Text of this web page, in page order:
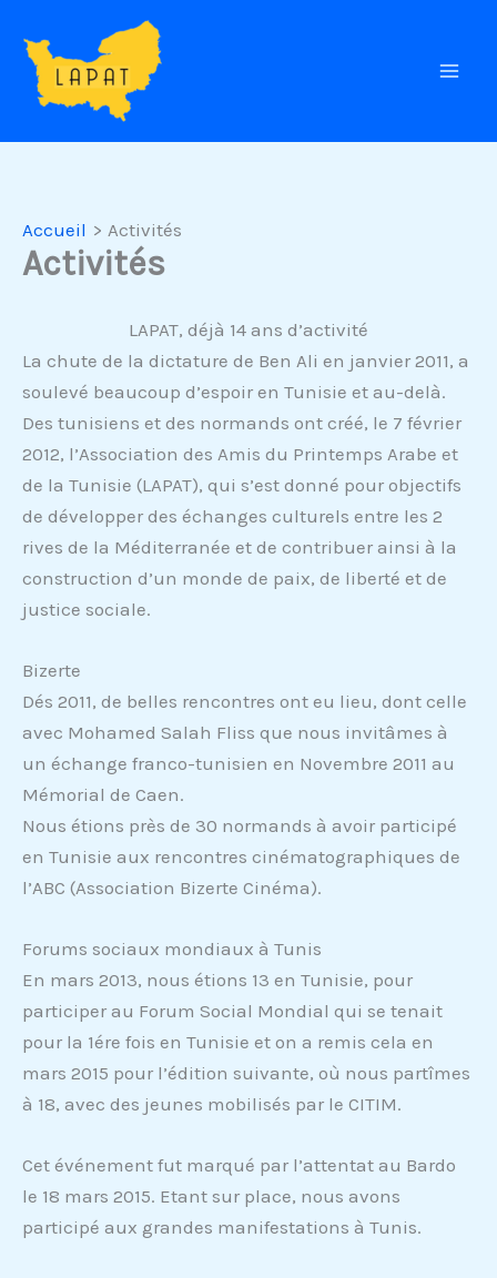
contenu
Accueil Activités
Activités
LAPAT, déjà 14 ans d’activité
La chute de la dictature de Ben Ali en janvier 2011, a
soulevé beaucoup d’espoir en Tunisie et au-delà.
Des tunisiens et des normands ont créé, le 7 février
2012, l’Association des Amis du Printemps Arabe et
de la Tunisie (LAPAT), qui s’est donné pour objectifs
de développer des échanges culturels entre les 2
rives de la Méditerranée et de contribuer ainsi à la
construction d’un monde de paix, de liberté et de
justice sociale.
Bizerte
Dés 2011, de belles rencontres ont eu lieu, dont celle
avec Mohamed Salah Fliss que nous invitâmes à
un échange franco-tunisien en Novembre 2011 au
Mémorial de Caen.
Nous étions près de 30 normands à avoir participé
en Tunisie aux rencontres cinématographiques de
l’ABC (Association Bizerte Cinéma).
Forums sociaux mondiaux à Tunis
En mars 2013, nous étions 13 en Tunisie, pour
participer au Forum Social Mondial qui se tenait
pour la 1ére fois en Tunisie et on a remis cela en
mars 2015 pour l’édition suivante, où nous partîmes
à 18, avec des jeunes mobilisés par le CITIM.
Cet événement fut marqué par l’attentat au Bardo
le 18 mars 2015. Etant sur place, nous avons
participé aux grandes manifestations à Tunis.